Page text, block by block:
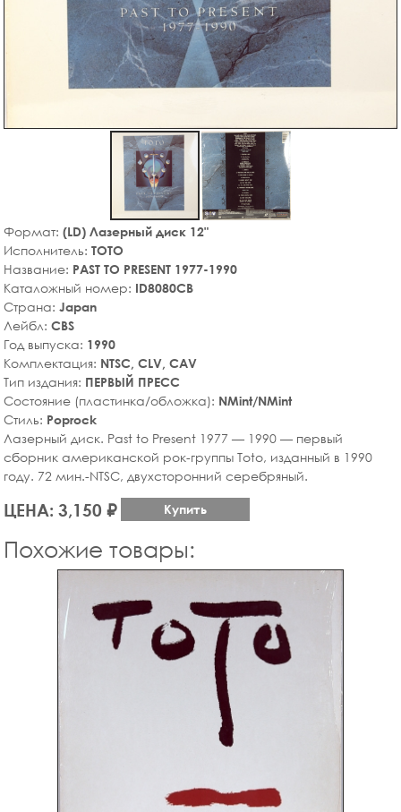
Формат: (LD) Лазерный диск 12"
Исполнитель: TOTO
Название: PAST TO PRESENT 1977-1990
Каталожный номер: ID8080CB
Страна: Japan
Лейбл: CBS
Год выпуска: 1990
Комплектация: NTSC, CLV, CAV
Тип издания: ПЕРВЫЙ ПРЕСС
Состояние (пластинка/обложка): NMint/NMint
Стиль: Poprock
Лазерный диск. Past to Present 1977 — 1990 — первый
сборник американской рок-группы Toto, изданный в 1990
году. 72 мин.-NTSC, двухсторонний серебряный.
ЦЕНА: 3,150 ₽ Купить
Похожие товары: